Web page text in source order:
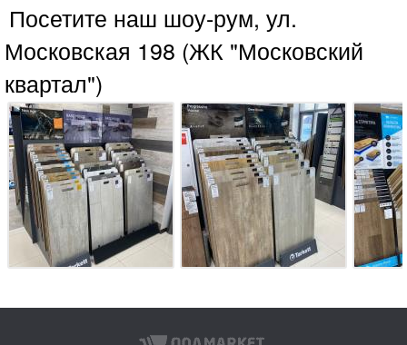
Посетите наш шоу-рум, ул.
Московская 198 (ЖК "Московский
квартал")